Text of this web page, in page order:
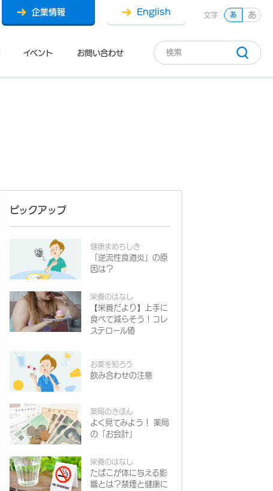
イベント お問い合わせ
企業情報 English 文字 あ あ
ピックアップ
健康まめちしき
「逆流性食道炎」の原
因は？
栄養のはなし
【栄養だより】上手に
食べて減らそう！コレ
ステロール値
お薬を知ろう
飲み合わせの注意
薬局のきほん
よく見てみよう！ 薬局
の「お会計」
栄養のはなし
たばこが体に与える影
響とは？禁煙と健康に